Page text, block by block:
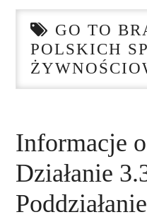
O NAS
NASZE USŁUGI
PLAN ROZWOJU EKSPORTU
PROEXIO
GO TO
POLSKICH
Informacje
Działanie